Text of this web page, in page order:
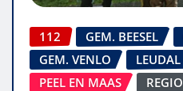
112 GEM. BEESEL
GEM. VENLO
LEUDAL
PEEL EN MAAS
REGIO